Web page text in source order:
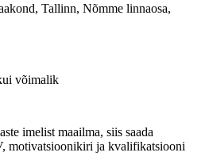
Tallinn, Nõmme linnaosa,
võimalik
imelist maailma, siis saada
motivatsioonikiri ja kvalifikatsiooni